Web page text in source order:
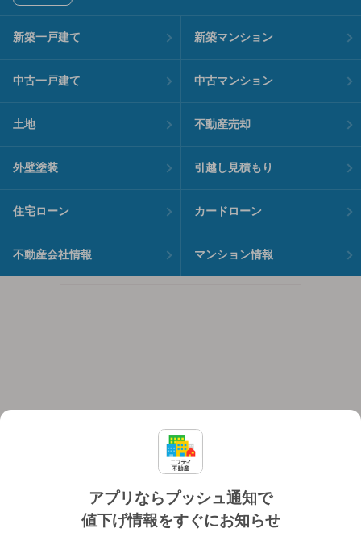
アプリならプッシュ通知で
値下げ情報をすぐにお知らせ
新築一戸建て 新築マンション
中古一戸建て 中古マンション
土地 不動産売却
外壁塗装 引越し見積もり
住宅ローン カードローン
不動産会社情報 マンション情報
個人情報保護ポリシー 利用規約